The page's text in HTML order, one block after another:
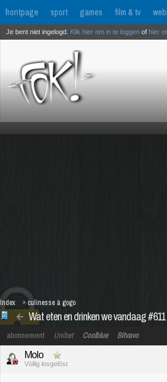
frontpage sport games film & tv
Je bent niet ingelogd. Klik hier om in te loggen of hier
Wat eten en drinken we vandaag
Index » culinesse à gogo
abonnement Unibet Coolblue Bitvavo
Molo
Völlig losgelöst